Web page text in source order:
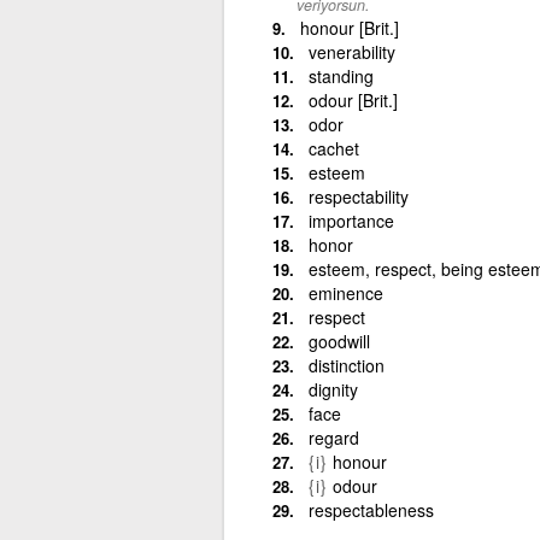
veriyorsun.
honour [Brit.]
venerability
standing
odour [Brit.]
odor
cachet
esteem
respectability
importance
honor
esteem, respect, being
eminence
respect
goodwill
distinction
dignity
face
regard
{i} honour
{i} odour
respectableness